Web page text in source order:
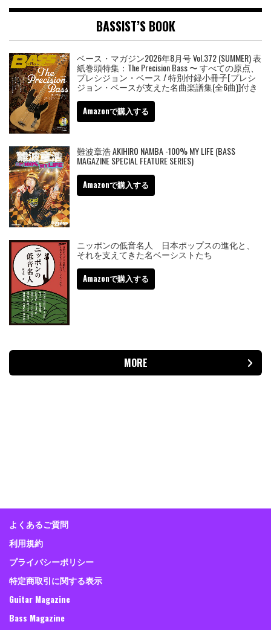
BASSIST’S BOOK
ベース・マガジン2026年8月号 Vol.372 (SUMMER) 表
紙巻頭特集：The Precision Bass 〜 すべての原点、
プレシジョン・ベース / 特別付録小冊子[プレシ
ジョン・ベースが支えた名曲楽譜集(全6曲)]付き
Amazonで購入する
難波章浩 AKIHIRO NAMBA -100% MY LIFE (BASS
MAGAZINE SPECIAL FEATURE SERIES)
Amazonで購入する
ニッポンの低音名人 日本ポップスの進化と、
それを支えてきた名ベーシストたち
Amazonで購入する
MORE
よくあるご質問
利用規約
プライバシーポリシー
特定商取引に関する表示
Guitar Magazine
Bass Magazine